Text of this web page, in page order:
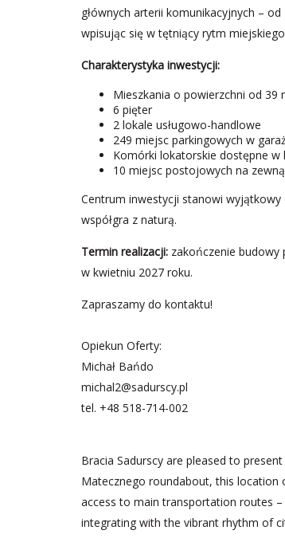
głównych arterii komunikacyjnych –
wpisując się w tętniący rytm
Charakterystyka inwestycji:
Mieszkania o powierzchni od 39
6 pięter
2 lokale usługowo-handlowe
249 miejsc parkingowych w
Komórki lokatorskie dostępne
10 miejsc postojowych na
Centrum inwestycji stanowi wyjątkowy
współgra z naturą.
Termin realizacji: zakończenie budowy
w kwietniu 2027 roku.
Zapraszamy do kontaktu!
Opiekun Oferty:
Michał Bańdo
michal2@sadurscy.pl
tel. +48 518-714-002
Bracia Sadurscy are pleased to
Matecznego roundabout, this
access to main transportation routes
integrating with the vibrant rhythm of